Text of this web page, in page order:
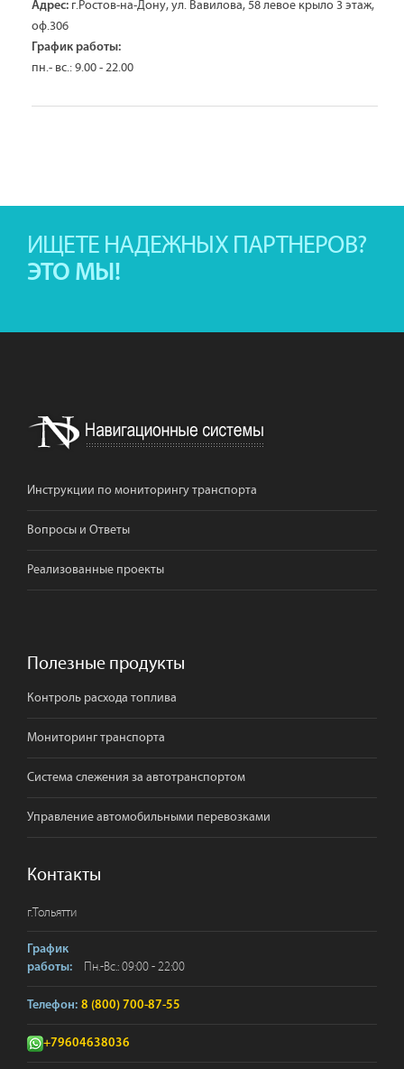
Адрес: г.Ростов-на-Дону, ул. Вавилова, 58 левое крыло 3 этаж,
оф.306
График работы:
пн.- вс.: 9.00 - 22.00
ИЩЕТЕ НАДЕЖНЫХ ПАРТНЕРОВ?
ЭТО МЫ!
Инструкции по мониторингу транспорта
Вопросы и Ответы
Реализованные проекты
Полезные продукты
Контроль расхода топлива
Мониторинг транспорта
Система слежения за автотранспортом
Управление автомобильными перевозками
Контакты
г.Тольятти
График
работы:
Пн.-Вс.: 09:00 - 22:00
Телефон: 8 (800) 700-87-55
+79604638036